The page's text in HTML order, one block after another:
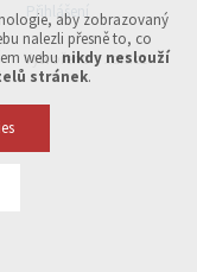
aby zobrazovaný
nalezli přesně to, co
webu nikdy neslouží
stránek.
Přihlášení
Vytvořeno v xart.cz